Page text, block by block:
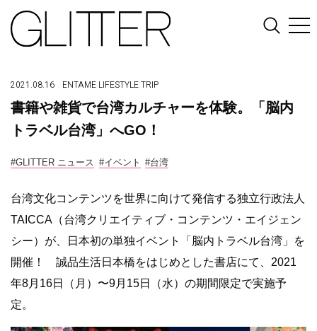
2021.08.16 ENTAME LIFESTYLETRIP
書籍や雑貨で台湾カルチャーを体験。「脳内
トラベル台湾」へGO！
#GLITTER ニュース #イベント #台湾
台湾文化コンテンツを世界に向けて発信する独立行政法人
TAICCA（台湾クリエイティブ・コンテンツ・エイジェン
シー）が、日本初の単独イベント「脳内トラベル台湾」を
開催！ 誠品生活日本橋をはじめとした書店にて、2021
年8月16日（月）〜9月15日（水）の期間限定で実施予
定。